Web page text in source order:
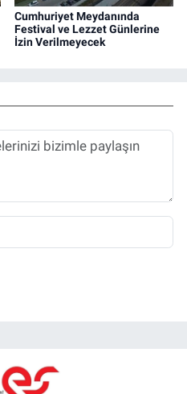
Cumhuriyet Meydanında
Festival ve Lezzet Günlerine
İzin Verilmeyecek